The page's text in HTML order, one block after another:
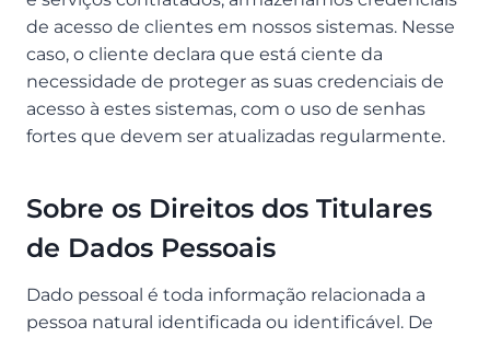
de acesso de clientes em nossos sistemas. Nesse
caso, o cliente declara que está ciente da
necessidade de proteger as suas credenciais de
acesso à estes sistemas, com o uso de senhas
fortes que devem ser atualizadas regularmente.
Sobre os Direitos dos Titulares
de Dados Pessoais
Dado pessoal é toda informação relacionada a
pessoa natural identificada ou identificável. De